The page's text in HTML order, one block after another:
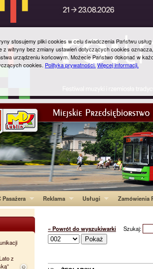
Pasażera Reklama Usługi Zamówienia
« Powrót do wyszukiwarki Szukaj:
z
stosujemy pliki cookies w celu świadczenia Państwu
z witryny bez zmiany ustawień dotyczących cookies
urządzeniu końcowym. Możecie Państwo dokonać w
cookies. Polityka prywatności.Więcej informacji.